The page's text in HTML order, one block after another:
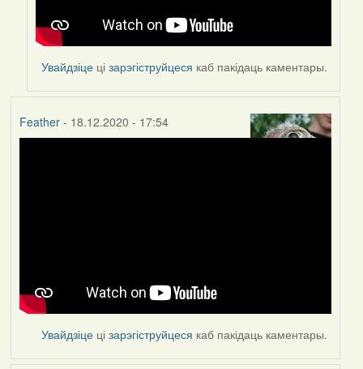
Увайдзіце цізарэгіструйцеся каб пакідаць каментары.
Feather- 18.12.2020 - 17:54
Увайдзіце цізарэгіструйцеся каб пакідаць каментары.